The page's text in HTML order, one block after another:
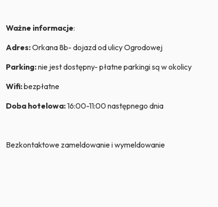
Ważne informacje:
Adres:Orkana 8b- dojazd od ulicy Ogrodowej
Parking:nie jest dostępny- płatne parkingi są w okolicy
Wifi:bezpłatne
Doba hotelowa:16:00-11:00 następnego dnia
Bezkontaktowe zameldowanie i wymeldowanie